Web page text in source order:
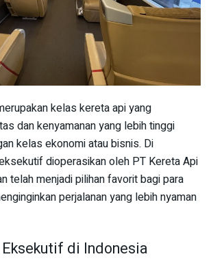
kelas kereta api yang
dan kenyamanan yang lebih tinggi
kelas ekonomi atau bisnis. Di
dioperasikan oleh PT Kereta Api
telah menjadi pilihan favorit bagi para
perjalanan yang lebih nyaman
di Indonesia